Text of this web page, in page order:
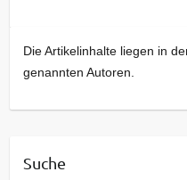
Die Artikelinhalte liegen in
genannten Autoren.
Suche